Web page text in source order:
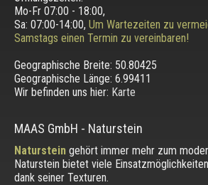
Mo-Fr 07:00 - 18:00,
Sa: 07:00-14:00, Um Wartezeiten zu
Samstags einen Termin zu vereinbaren!
Geographische Breite: 50.80425
Geographische Länge: 6.99411
Wir befinden uns hier: Karte
MAAS GmbH - Naturstein
Natursteingehört immer mehr zum
Naturstein bietet viele
dank seiner Texturen.